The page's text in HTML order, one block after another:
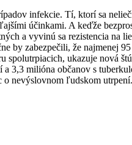
infekcie. Tí, ktorí sa
účinkami. A keďže
a vyvinú sa rezistencia na
by zabezpečili, že najmenej
spolutrpiacich, ukazuje nová
3,3 milióna občanov s
o nevýslovnom ľudskom utrpení.